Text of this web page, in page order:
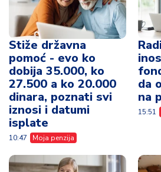
Stiže državna
pomoć - evo ko
dobija 35.000, ko
27.500 a ko 20.000
dinara, poznati svi
iznosi i datumi
isplate
10:47 Moja penzija
da
na
15:51